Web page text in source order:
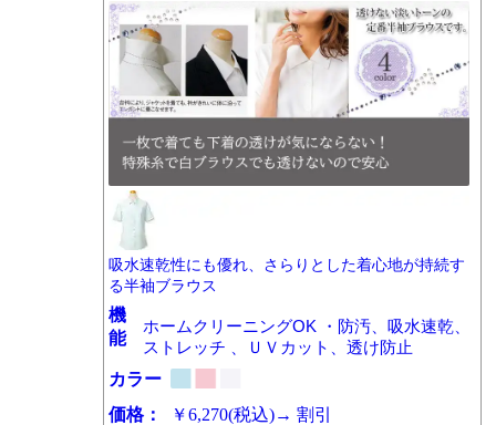
吸水速乾性にも優れ、さらりとした着心地が持続す
る半袖ブラウス
機
能
ホームクリーニングOK ・防汚、吸水速乾、
ストレッチ 、ＵＶカット、透け防止
カラー
価格：
￥6,270(税込)→割引